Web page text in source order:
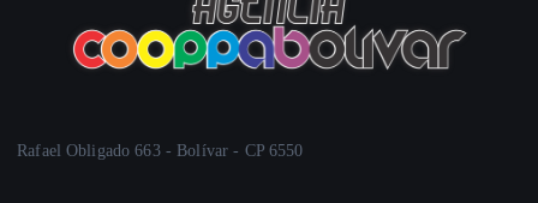
Rafael Obligado 663 - Bolívar - CP 6550